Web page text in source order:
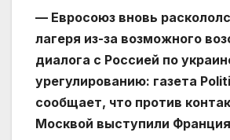
— Евросоюз вновь
лагеря из-за возможного
диалога с Россией по
урегулированию: газета
сообщает, что против
Москвой выступили